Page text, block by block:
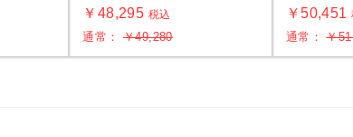
￥48,295 税込
通常： ￥49,280
￥50,451
通常：￥
お買物を続け